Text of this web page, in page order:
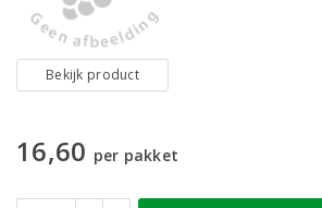
Bekijk product
16,60 per pakket